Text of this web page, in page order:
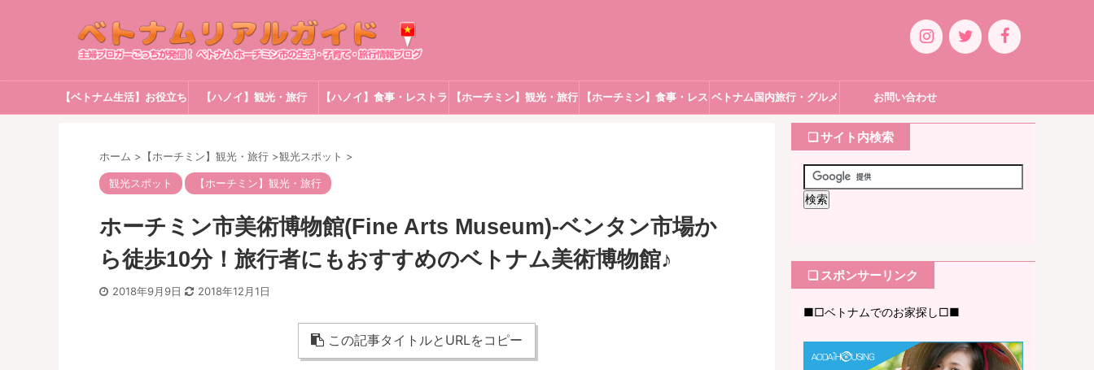
【ベトナム生活】お役立ち 【ハノイ】観光・旅行 【ハノイ】食事・レストラ 【ホーチミン】観光・旅行 【ホーチミン】食事・レス ベトナム国内旅行・グルメ お問い合わせ
ホーム > 【ホーチミン】観光・旅行 >観光スポット >
観光スポット 【ホーチミン】観光・旅行
ホーチミン市美術博物館(Fine Arts Museum)-ベンタン市場か
ら徒歩10分！旅行者にもおすすめのベトナム美術博物館♪
2018年9月9日 2018年12月1日
この記事タイトルとURLをコピー
❏ サイト内検索
❏ スポンサーリンク
■□ベトナムでのお家探し□■